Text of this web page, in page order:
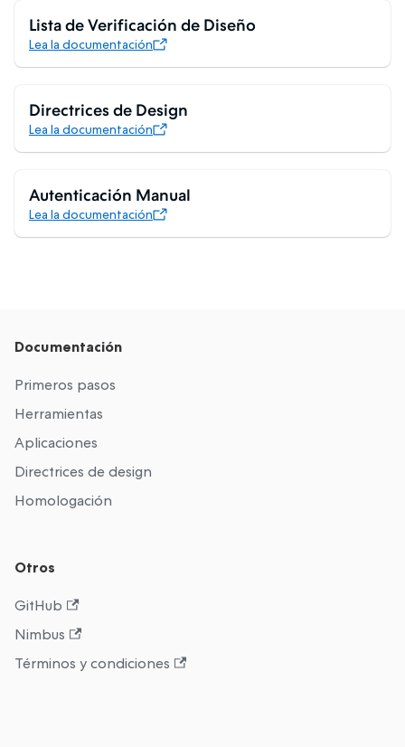
Lista de Verificación de Diseño
Lea la documentación
Directrices de Design
Lea la documentación
Autenticación Manual
Lea la documentación
Documentación
Primeros pasos
Herramientas
Aplicaciones
Directrices de design
Homologación
Otros
GitHub
Nimbus
Términos y condiciones